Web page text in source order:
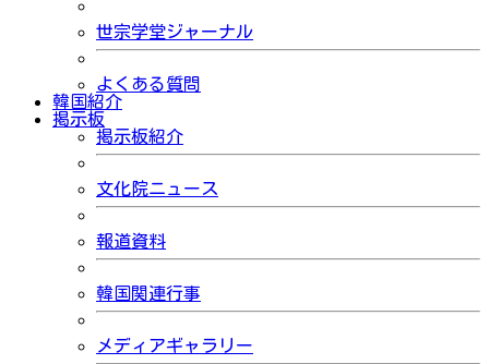
世宗学堂ジャーナル
よくある質問
韓国紹介
掲示板
掲示板紹介
文化院ニュース
報道資料
韓国関連行事
メディアギャラリー